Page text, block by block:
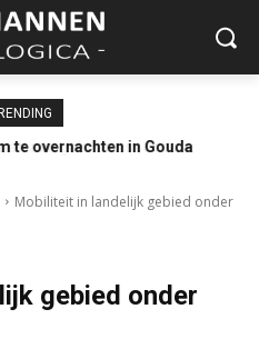
te overnachten in Gouda
Mobiliteit in landelijk gebied onder
gebied onder